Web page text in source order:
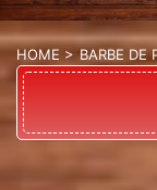
HOME > BARBE DE